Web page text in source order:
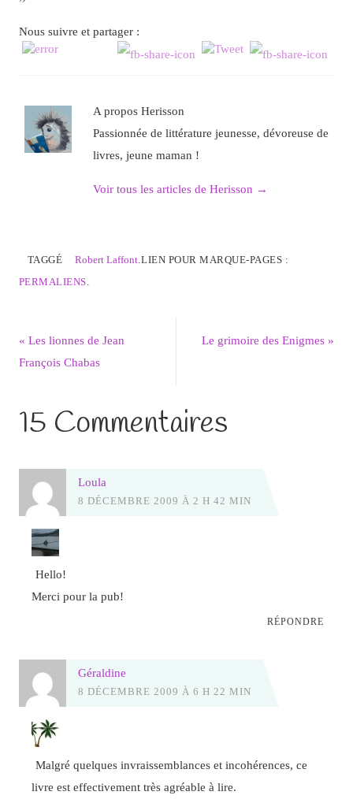
Nous suivre et partager :
A propos Herisson
Passionnée de littérature jeunesse, dévoreuse de
livres, jeune maman !
Voir tous les articles de Herisson →
TAGGÉ Robert Laffont.LIEN POUR MARQUE-PAGES :
PERMALIENS.
« Les lionnes de Jean
François Chabas
Le grimoire des Enigmes»
15 Commentaires
Loula
8 DÉCEMBRE 2009 À 2 H 42 MIN
Hello!
Merci pour la pub!
RÉPONDRE
Géraldine
8 DÉCEMBRE 2009 À 6 H 22 MIN
Malgré quelques invraissemblances et incohérences, ce
livre est effectivement très agréable à lire.